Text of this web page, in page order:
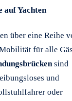
Yachten
über eine Reihe
für alle
sind
und
oder